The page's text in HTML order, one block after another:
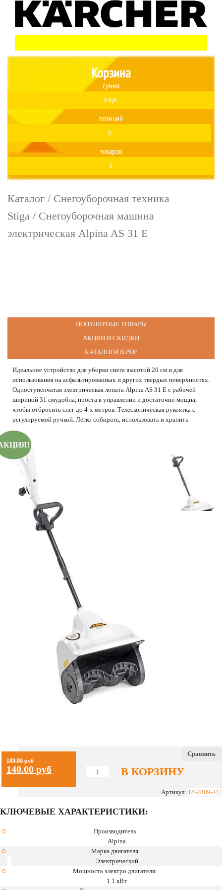
Корзина
сумма
0 Руб.
позиций
0
товаров
0
Каталог / Снегоуборочная техника
Stiga / Снегоуборочная машина
электрическая Alpina AS 31 E
ПОПУЛЯРНЫЕ ТОВАРЫ
АКЦИИ И СКИДКИ
КАТАЛОГИ В PDF
Идеальное устройство для уборки снега высотой 20 см и для
использования на асфальтированных и других твердых поверхностях.
Одноступенчатая электрическая лопата Alpina AS 31 E с рабочей
шириной 31 смудобна, проста в управлении и достаточно мощна,
чтобы отбросить снег до 4-х метров. Телескопическая рукоятка с
регулируемой ручкой. Легко собирать, использовать и хранить
189.00руб
140.00 руб
Количество
Alpina
В КОРЗИНУ
Артикул: 18-2809-41
Сравнить
КЛЮЧЕВЫЕ ХАРАКТЕРИСТИКИ:
Производитель
Alpina
Марка двигателя
Электрический
Мощность электро двигателя:
1.1 кВт